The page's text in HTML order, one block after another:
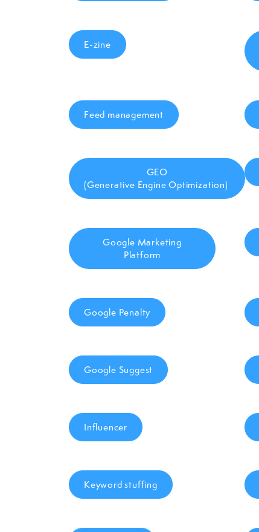
E-zine
Feed management
GEO
(Generative Engine Optimization)
Google Marketing
Platform
Google Penalty
Google Suggest
Influencer
Keyword stuffing